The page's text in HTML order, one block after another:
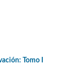
Tomo I